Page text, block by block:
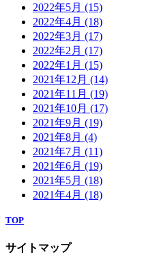
2022年5月 (15)
2022年4月 (18)
2022年3月 (17)
2022年2月 (17)
2022年1月 (15)
2021年12月 (14)
2021年11月 (19)
2021年10月 (17)
2021年9月 (19)
2021年8月 (4)
2021年7月 (11)
2021年6月 (19)
2021年5月 (18)
2021年4月 (18)
TOP
サイトマップ